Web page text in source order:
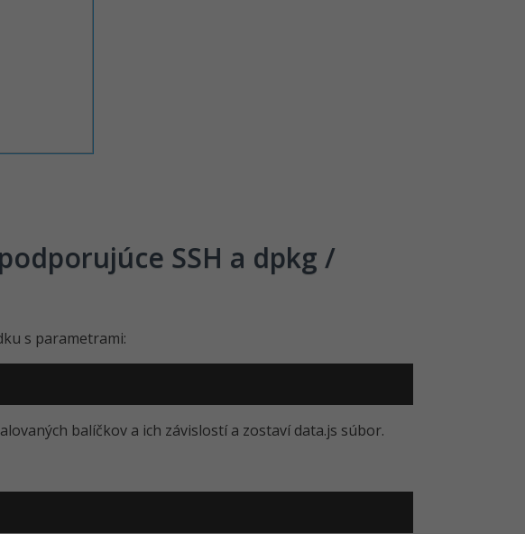
SSH a dpkg /
s parametrami:
balíčkov a ich závislostí a zostaví data.js súbor.